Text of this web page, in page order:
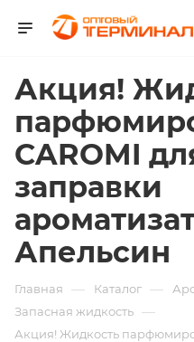
Акция!
CAROMI
заправки
Апельсин
Главная — Каталог —
Запасная жидкость —
Акция! Жидкость